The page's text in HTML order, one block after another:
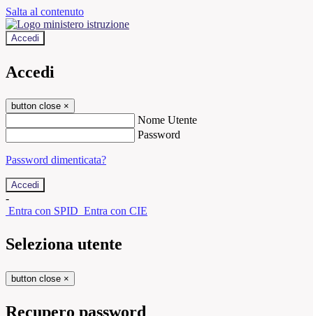
Salta al contenuto
Accedi
Accedi
button close ×
Nome Utente
Password
Password dimenticata?
-
Entra con SPID Entra con CIE
Seleziona utente
button close ×
Recupero password